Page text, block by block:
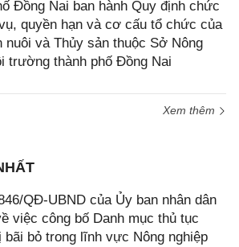
Đồng Nai ban hành Quy định chức
quyền hạn và cơ cấu tổ chức của
nuôi và Thủy sản thuộc Sở Nông
trường thành phố Đồng Nai
Xem thêm
QĐ-UBND của Ủy ban nhân dân
việc công bố Danh mục thủ tục
bãi bỏ trong lĩnh vực Nông nghiệp